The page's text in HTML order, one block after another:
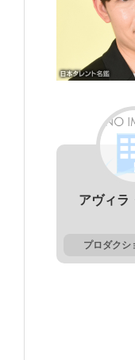
アヴィラ
プロダクシ